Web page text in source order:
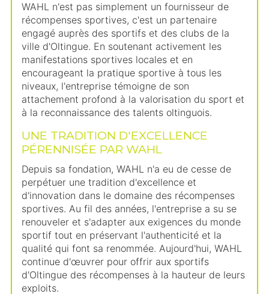
WAHL n'est pas simplement un fournisseur de
récompenses sportives, c'est un partenaire
engagé auprès des sportifs et des clubs de la
ville d'Oltingue. En soutenant activement les
manifestations sportives locales et en
encourageant la pratique sportive à tous les
niveaux, l'entreprise témoigne de son
attachement profond à la valorisation du sport et
à la reconnaissance des talents oltinguois.
UNE TRADITION D'EXCELLENCE
PÉRENNISÉE PAR WAHL
Depuis sa fondation, WAHL n'a eu de cesse de
perpétuer une tradition d'excellence et
d'innovation dans le domaine des récompenses
sportives. Au fil des années, l'entreprise a su se
renouveler et s'adapter aux exigences du monde
sportif tout en préservant l'authenticité et la
qualité qui font sa renommée. Aujourd'hui, WAHL
continue d'œuvrer pour offrir aux sportifs
d'Oltingue des récompenses à la hauteur de leurs
exploits.